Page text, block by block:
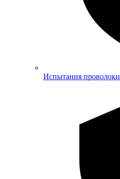
Испытания проволоки